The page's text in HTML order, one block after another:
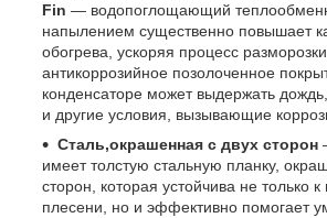
Fin — водопоглощающий
напылением существенно повышает
обогрева, ускоряя процесс
антикоррозийное позолоченное
конденсаторе может выдержать
и другие условия, вызывающие
Сталь,окрашенная с двух сторон
имеет толстую стальную планку,
сторон, которая устойчива не только
плесени, но и эффективно помогает